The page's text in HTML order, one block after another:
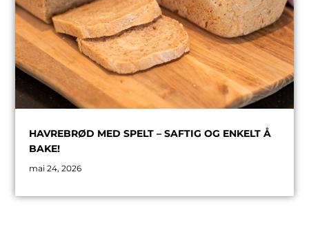
HAVREBRØD MED SPELT – SAFTIG OG ENKELT Å
BAKE!
mai 24, 2026